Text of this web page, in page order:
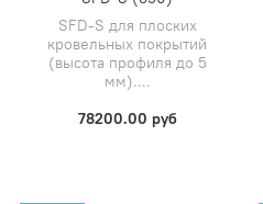
SFD-S для плоских
кровельных покрытий
(высота профиля до 5
мм)....
78200.00 руб